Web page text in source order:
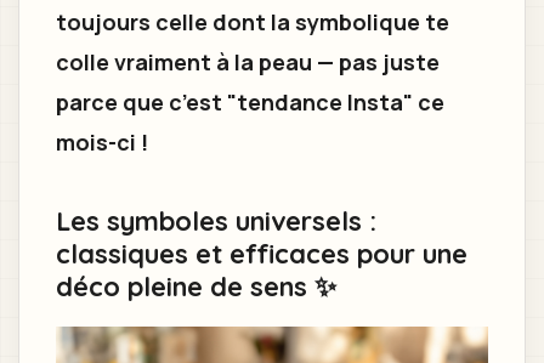
toujours celle dont la symbolique te
colle vraiment à la peau — pas juste
parce que c’est "tendance Insta" ce
mois-ci !
Les symboles universels :
classiques et efficaces pour une
déco pleine de sens ✨